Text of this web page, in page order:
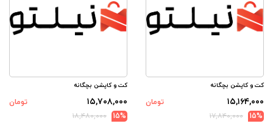
کت و کاپشن بچگانه
۱۵,۱۶۴,۰۰۰
تومان
15%
۱۷,۸۴۰,۰۰۰
کت و کاپشن بچگانه
۱۵,۷۰۸,۰۰۰
تومان
15%
۱۸,۴۸۰,۰۰۰